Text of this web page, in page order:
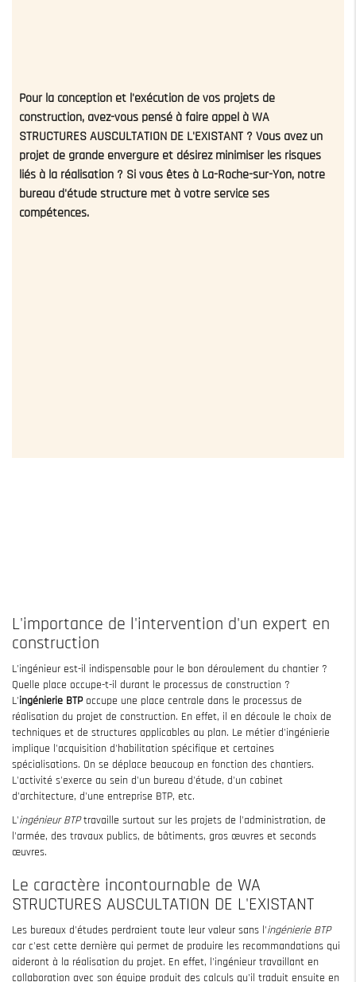
Pour la conception et l'exécution de vos projets de
construction, avez-vous pensé à faire appel à WA
STRUCTURES AUSCULTATION DE L'EXISTANT ? Vous avez un
projet de grande envergure et désirez minimiser les risques
liés à la réalisation ? Si vous êtes à La-Roche-sur-Yon, notre
bureau d'étude structure met à votre service ses
compétences.
L'importance de l'intervention d'un expert en
construction
L'ingénieur est-il indispensable pour le bon déroulement du chantier ?
Quelle place occupe-t-il durant le processus de construction ?
L'ingénierie BTPoccupe une place centrale dans le processus de
réalisation du projet de construction. En effet, il en découle le choix de
techniques et de structures applicables au plan. Le métier d'ingénierie
implique l'acquisition d'habilitation spécifique et certaines
spécialisations. On se déplace beaucoup en fonction des chantiers.
L'activité s'exerce au sein d'un bureau d'étude, d'un cabinet
d'architecture, d'une entreprise BTP, etc.
L'ingénieur BTPtravaille surtout sur les projets de l'administration, de
l'armée, des travaux publics, de bâtiments, gros œuvres et seconds
œuvres.
Le caractère incontournable de WA
STRUCTURES AUSCULTATION DE L'EXISTANT
Les bureaux d'études perdraient toute leur valeur sans l'ingénierie BTP
car c'est cette dernière qui permet de produire les recommandations qui
aideront à la réalisation du projet. En effet, l'ingénieur travaillant en
collaboration avec son équipe produit des calculs qu'il traduit ensuite en